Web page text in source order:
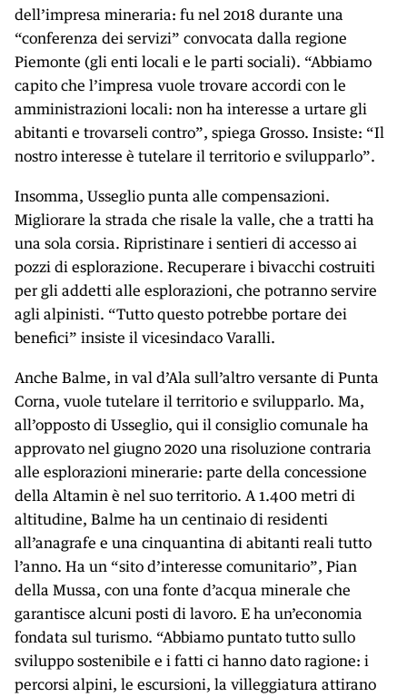
dell’impresa mineraria: fu nel 2018 durante una
“conferenza dei servizi” convocata dalla regione
Piemonte (gli enti locali e le parti sociali). “Abbiamo
capito che l’impresa vuole trovare accordi con le
amministrazioni locali: non ha interesse a urtare gli
abitanti e trovarseli contro”, spiega Grosso. Insiste: “Il
nostro interesse è tutelare il territorio e svilupparlo”.
Insomma, Usseglio punta alle compensazioni.
Migliorare la strada che risale la valle, che a tratti ha
una sola corsia. Ripristinare i sentieri di accesso ai
pozzi di esplorazione. Recuperare i bivacchi costruiti
per gli addetti alle esplorazioni, che potranno servire
agli alpinisti. “Tutto questo potrebbe portare dei
benefici” insiste il vicesindaco Varalli.
Anche Balme, in val d’Ala sull’altro versante di Punta
Corna, vuole tutelare il territorio e svilupparlo. Ma,
all’opposto di Usseglio, qui il consiglio comunale ha
approvato nel giugno 2020 una risoluzione contraria
alle esplorazioni minerarie: parte della concessione
della Altamin è nel suo territorio. A 1.400 metri di
altitudine, Balme ha un centinaio di residenti
all’anagrafe e una cinquantina di abitanti reali tutto
l’anno. Ha un “sito d’interesse comunitario”, Pian
della Mussa, con una fonte d’acqua minerale che
garantisce alcuni posti di lavoro. E ha un’economia
fondata sul turismo. “Abbiamo puntato tutto sullo
sviluppo sostenibile e i fatti ci hanno dato ragione: i
percorsi alpini, le escursioni, la villeggiatura attirano